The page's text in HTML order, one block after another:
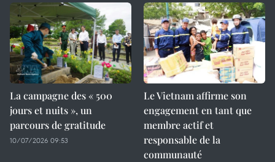
La campagne des « 500
jours et nuits », un
parcours de gratitude
10/07/2026 09:53
Le Vietnam affirme son
engagement en tant que
membre actif et
responsable de la
communauté